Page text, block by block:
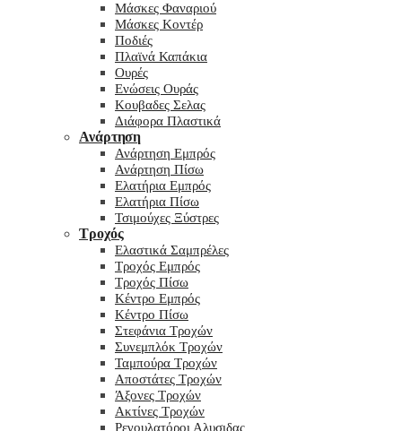
Μάσκες Φαναριού
Μάσκες Κοντέρ
Ποδιές
Πλαϊνά Καπάκια
Ουρές
Ενώσεις Ουράς
Κουβαδες Σελας
Διάφορα Πλαστικά
Ανάρτηση
Ανάρτηση Εμπρός
Ανάρτηση Πίσω
Ελατήρια Εμπρός
Ελατήρια Πίσω
Τσιμούχες Ξύστρες
Τροχός
Ελαστικά Σαμπρέλες
Τροχός Εμπρός
Τροχός Πίσω
Κέντρο Εμπρός
Κέντρο Πίσω
Στεφάνια Τροχών
Συνεμπλόκ Τροχών
Ταμπούρα Τροχών
Αποστάτες Τροχών
Άξονες Τροχών
Ακτίνες Τροχών
Ρεγουλατόροι Αλυσιδας